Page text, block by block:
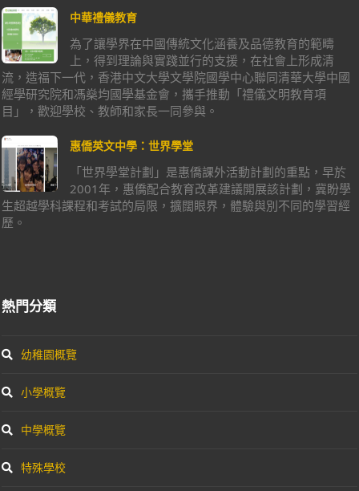
中華禮儀教育
為了讓學界在中國傳統文化涵養及品德教育的範疇
上，得到理論與實踐並行的支援，在社會上形成清
流，造福下一代，香港中文大學文學院國學中心聯同清華大學中國
經學研究院和馮燊均國學基金會，攜手推動「禮儀文明教育項
目」，歡迎學校、教師和家長一同參與。
惠僑英文中學：世界學堂
「世界學堂計劃」是惠僑課外活動計劃的重點，早於
2001年，惠僑配合教育改革建議開展該計劃，冀盼學
生超越學科課程和考試的局限，擴闊眼界，體驗與別不同的學習經
歷。
熱門分類
幼稚園概覽
小學概覽
中學概覽
特殊學校